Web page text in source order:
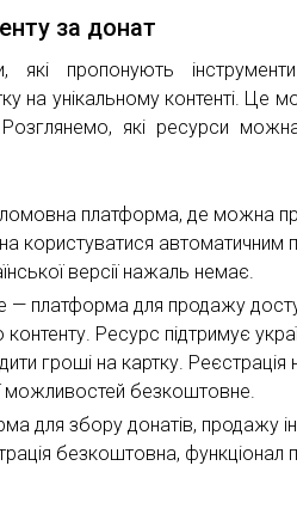
за донат
які пропонують
на унікальному контенті. Це
які ресурси
платформа, де можна
користуватися автоматичним
версії нажаль немає.
— платформа для продажу
Ресурс підтримує
гроші на картку. Реєстрація
можливостей безкоштовне.
для збору донатів, продажу
безкоштовна, функціонал